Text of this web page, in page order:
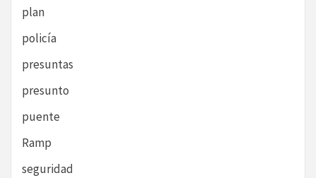
plan
policía
presuntas
presunto
puente
Ramp
seguridad